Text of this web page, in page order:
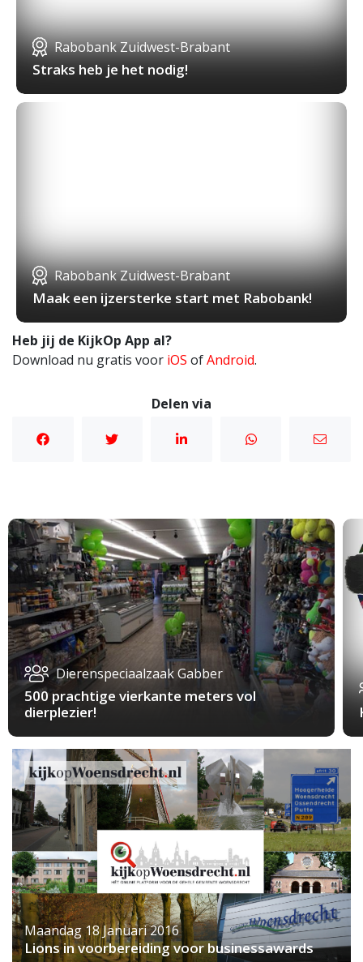
Rabobank Zuidwest-Brabant
Straks heb je het nodig!
Rabobank Zuidwest-Brabant
Maak een ijzersterke start met Rabobank!
Heb jij de KijkOp App al?
Download nu gratis voor iOS ofAndroid.
Delen via
Dierenspeciaalzaak Gabber
500 prachtige vierkante meters vol
dierplezier!
Maandag 18 Januari 2016
Lions in voorbereiding voor businessawards